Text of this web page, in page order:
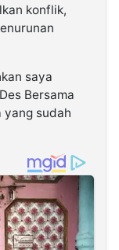
konflik,
saya
Bersama
yang sudah